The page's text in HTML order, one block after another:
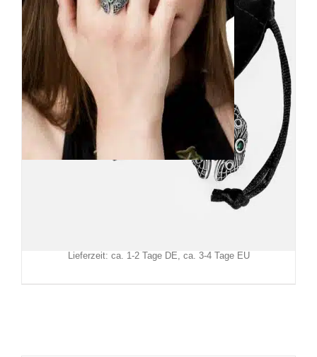
Restyle Ring Evergreen
Lieferzeit: ca. 1-2 Tage DE, ca. 3-4 Tage EU